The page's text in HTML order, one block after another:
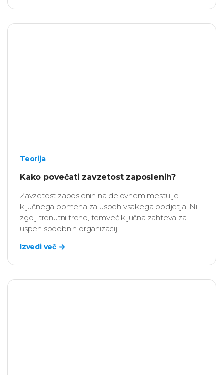
Teorija
Kako povečati zavzetost zaposlenih?
Zavzetost zaposlenih na delovnem mestu je
ključnega pomena za uspeh vsakega podjetja. Ni
zgolj trenutni trend, temveč ključna zahteva za
uspeh sodobnih organizacij.
Izvedi več